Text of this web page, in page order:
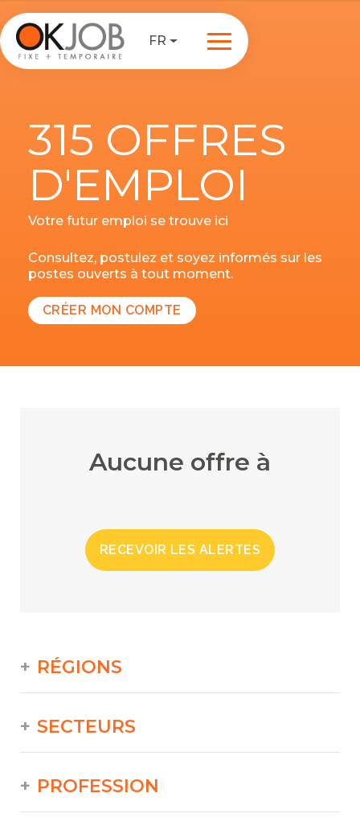
FR
315 OFFRES
D'EMPLOI
Votre futur emploi se trouve ici
Consultez, postulez et soyez informés sur les
postes ouverts à tout moment.
CRÉER MON COMPTE
Aucune offre à
RECEVOIR LES ALERTES
RÉGIONS
SECTEURS
PROFESSION